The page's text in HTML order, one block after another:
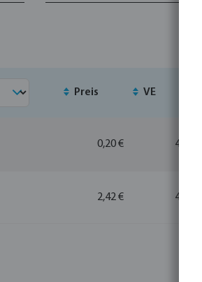
Preis VE
0,20 € 400
2,42 € 400